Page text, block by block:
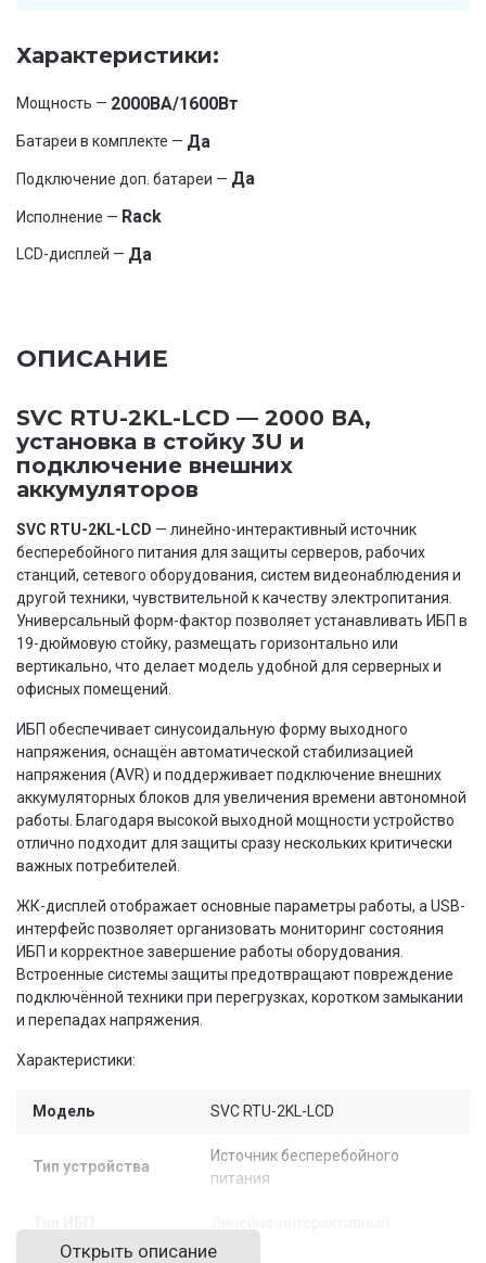
Характеристики:
Мощность — 2000ВА/1600Вт
Батареи в комплекте — Да
Подключение доп. батареи — Да
Исполнение — Rack
LCD-дисплей — Да
ОПИСАНИЕ
SVC RTU-2KL-LCD — 2000 ВА,
установка в стойку 3U и
подключение внешних
аккумуляторов
SVC RTU-2KL-LCD — линейно-интерактивный источник
бесперебойного питания для защиты серверов, рабочих
станций, сетевого оборудования, систем видеонаблюдения и
другой техники, чувствительной к качеству электропитания.
Универсальный форм-фактор позволяет устанавливать ИБП в
19-дюймовую стойку, размещать горизонтально или
вертикально, что делает модель удобной для серверных и
офисных помещений.
ИБП обеспечивает синусоидальную форму выходного
напряжения, оснащён автоматической стабилизацией
напряжения (AVR) и поддерживает подключение внешних
аккумуляторных блоков для увеличения времени автономной
работы. Благодаря высокой выходной мощности устройство
отлично подходит для защиты сразу нескольких критически
важных потребителей.
ЖК-дисплей отображает основные параметры работы, а USB-
интерфейс позволяет организовать мониторинг состояния
ИБП и корректное завершение работы оборудования.
Встроенные системы защиты предотвращают повреждение
подключённой техники при перегрузках, коротком замыкании
и перепадах напряжения.
Характеристики:
Модель SVC RTU-2KL-LCD
Тип устройства
Источник бесперебойного
питания
Открыть описание